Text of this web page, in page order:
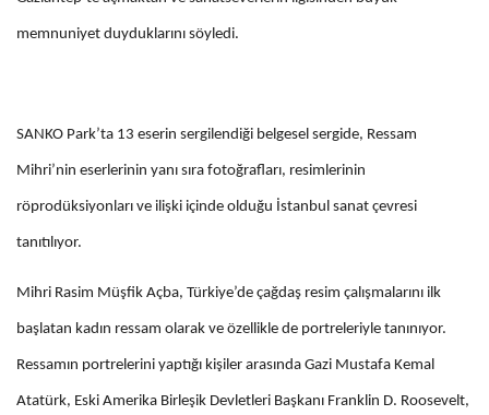
memnuniyet duyduklarını söyledi.
SANKO Park’ta 13 eserin sergilendiği belgesel sergide, Ressam
Mihri’nin eserlerinin yanı sıra fotoğrafları, resimlerinin
röprodüksiyonları ve ilişki içinde olduğu İstanbul sanat çevresi
tanıtılıyor.
Mihri Rasim Müşfik Açba, Türkiye’de çağdaş resim çalışmalarını ilk
başlatan kadın ressam olarak ve özellikle de portreleriyle tanınıyor.
Ressamın portrelerini yaptığı kişiler arasında Gazi Mustafa Kemal
Atatürk, Eski Amerika Birleşik Devletleri Başkanı Franklin D. Roosevelt,